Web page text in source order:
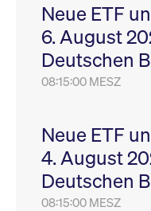
Neue ETF
6. August
Deutschen
08:15:00 MESZ
Neue ETF
4. August
Deutschen
08:15:00 MESZ